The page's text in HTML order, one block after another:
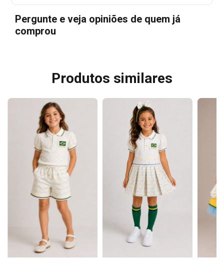
Pergunte e veja opiniões de quem já
comprou
Produtos similares